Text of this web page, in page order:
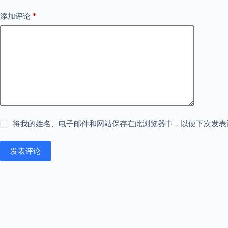
添加评论 *
将我的姓名、电子邮件和网站保存在此浏览器中，以便下次发表
发表评论